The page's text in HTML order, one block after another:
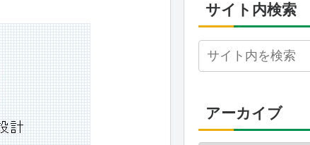
サイト内検索
アーカイブ